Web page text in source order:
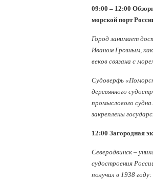
09:00 – 12:00
морской порт
Город занимает
Иваном Грозным,
веков связана с
Cудоверфь
деревянного
промыслового
закреплены
12:00 Загородная
Северодвинск –
судостроения
получил в 1938